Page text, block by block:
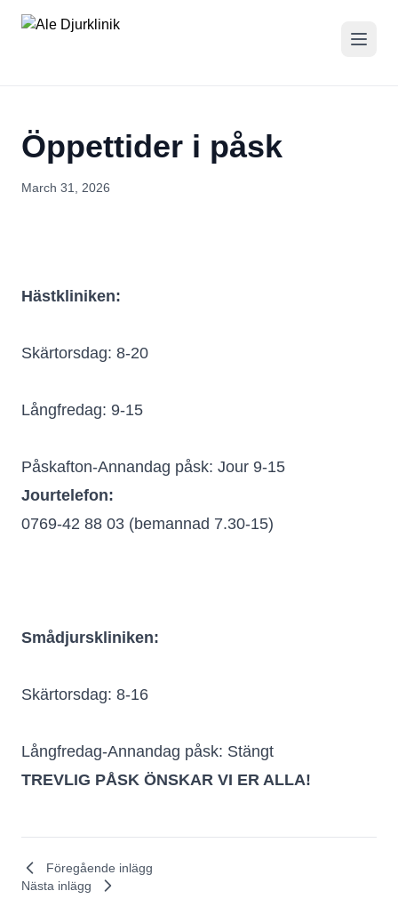
Öppettider i påsk
March 31, 2026
Hästkliniken:
Skärtorsdag: 8-20
Långfredag: 9-15
Påskafton-Annandag påsk: Jour 9-15
Jourtelefon:
0769-42 88 03 (bemannad 7.30-15)
Smådjurskliniken:
Skärtorsdag: 8-16
Långfredag-Annandag påsk: Stängt
TREVLIG PÅSK ÖNSKAR VI ER ALLA!
Föregående inlägg
Nästa inlägg